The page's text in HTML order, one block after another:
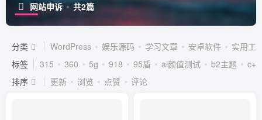
网站申诉 共2篇
分类 WordPress 娱乐源码 学习文章 安卓软件
实用工
标签
315 360 5g 918 95盾 ai颜值测试 b2主题
c++
排序
更新 浏览 点赞 评论